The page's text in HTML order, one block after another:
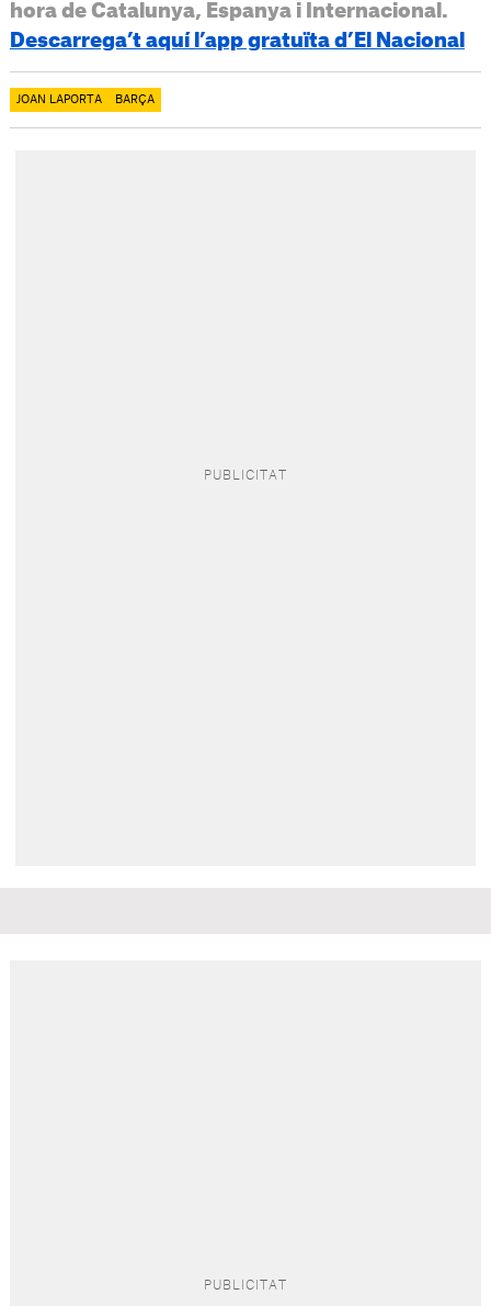
hora de Catalunya, Espanya i Internacional.
Descarrega’t aquí l’app gratuïta d’El Nacional
JOAN LAPORTA BARÇA